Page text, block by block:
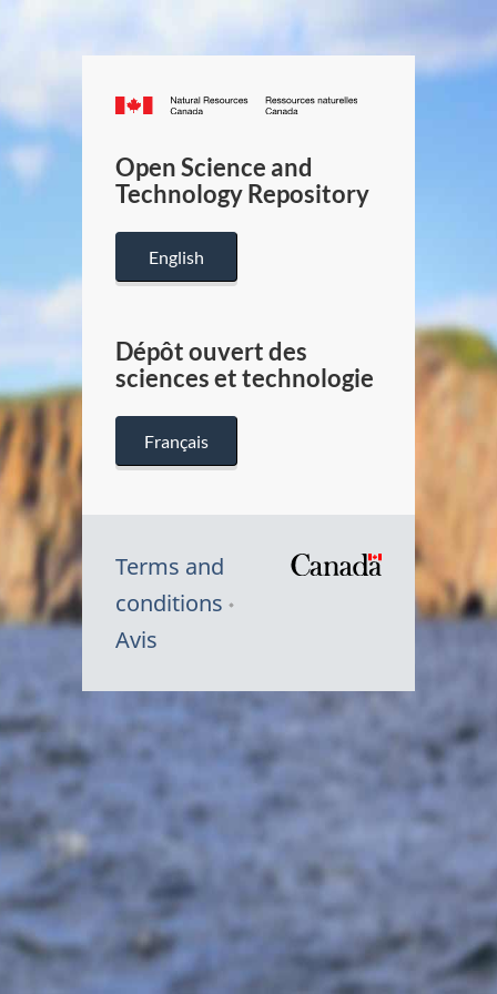
Canada.ca
/
Canada
Open Science and
Technology Repository
English
Dépôt ouvert des
sciences et technologie
Français
Terms and
conditions
Avis
Symbole
Canada